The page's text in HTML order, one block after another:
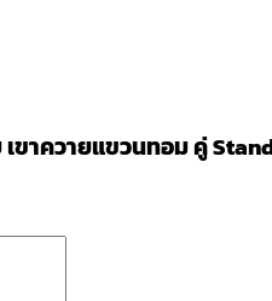
ขาควายแขวนทอม คู่